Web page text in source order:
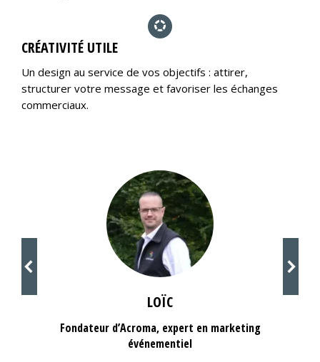
CRÉATIVITÉ UTILE
Un design au service de vos objectifs : attirer,
structurer votre message et favoriser les échanges
commerciaux.
LOÏC
Fondateur d’Acroma, expert en marketing
événementiel